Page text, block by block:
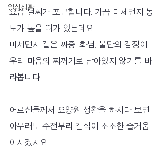
일상생활
요즘 날씨가 포근합니다. 가끔 미세먼지 농
도가 높을 때가 있는데요.
미세먼지 같은 짜증, 화남, 불만의 감정이
우리 마음의 찌꺼기로 남아있지 않기를 바
라봅니다.
어르신들께서 요양원 생활을 하시다 보면
아무래도 주전부리 간식이 소소한 즐거움
이시겠지요.